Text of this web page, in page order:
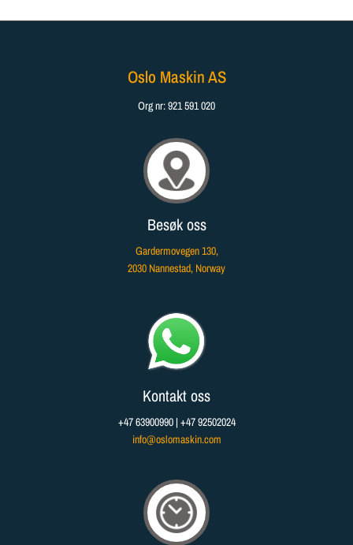
Oslo Maskin AS
Org nr: 921 591 020
Besøk oss
Gardermovegen 130,
2030 Nannestad, Norway​
Kontakt oss
+47 63900990| +47 92502024
info@oslomaskin.com